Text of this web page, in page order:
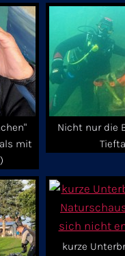
mit
Nicht nur die
kurze